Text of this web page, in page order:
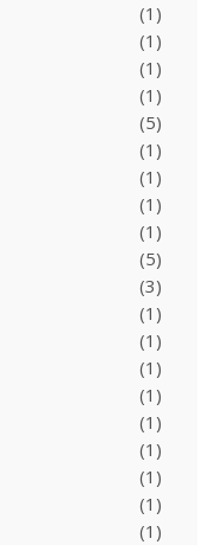
(1)
(1)
(1)
(1)
(5)
(1)
(1)
(1)
(1)
(5)
(3)
(1)
(1)
(1)
(1)
(1)
(1)
(1)
(1)
(1)